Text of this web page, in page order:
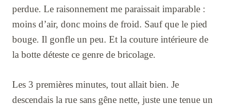
perdue. Le raisonnement me paraissait imparable :
moins d’air, donc moins de froid. Sauf que le pied
bouge. Il gonfle un peu. Et la couture intérieure de
la botte déteste ce genre de bricolage.
Les 3 premières minutes, tout allait bien. Je
descendais la rue sans gêne nette, juste une tenue un